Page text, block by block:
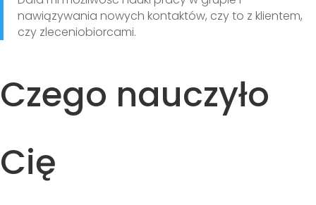
nawiązywania nowych kontaktów, czy to z klientem,
czy zleceniobiorcami.
Czego nauczyło
Cię